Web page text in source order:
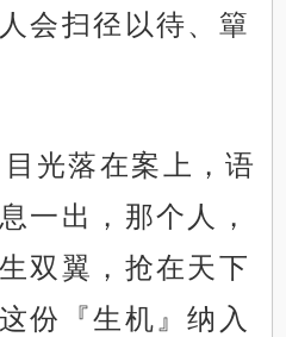
会扫径以待、簞
光落在案上，语
一出，那个人，
双翼，抢在天下
份『生机』纳入